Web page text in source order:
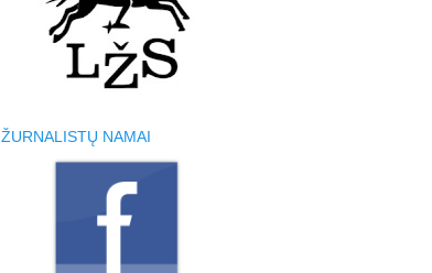
ŽURNALISTŲ NAMAI